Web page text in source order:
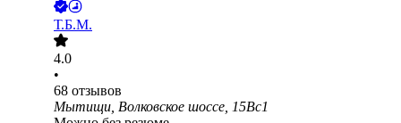
Т.Б.М.
4.0
•
68 отзывов
Мытищи, Волковское шоссе, 15Вс1